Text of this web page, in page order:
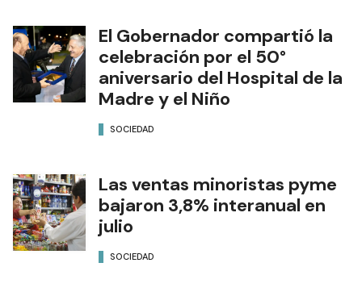
El Gobernador compartió la
celebración por el 50°
aniversario del Hospital de la
Madre y el Niño
SOCIEDAD
Las ventas minoristas pyme
bajaron 3,8% interanual en
julio
SOCIEDAD